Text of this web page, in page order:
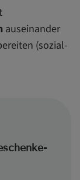
auseinander
(sozial-